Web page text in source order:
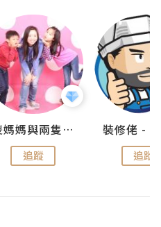
儍媽媽與兩隻小魔怪之家
追蹤 追蹤